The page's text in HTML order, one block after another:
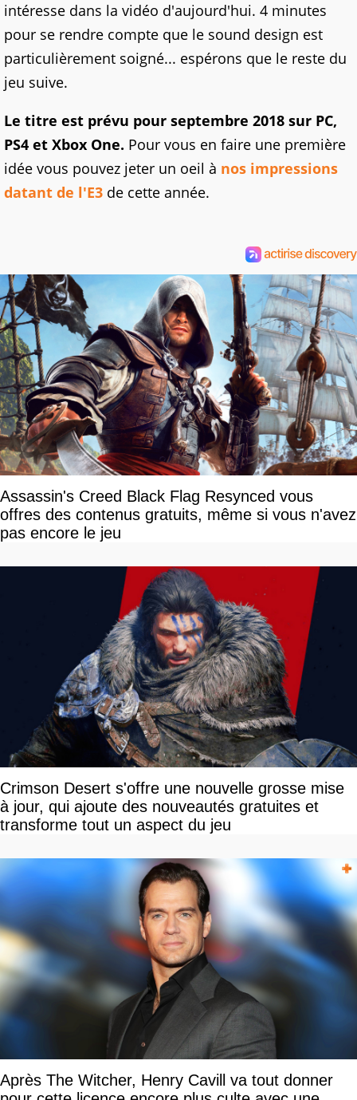
intéresse dans la vidéo d'aujourd'hui. 4 minutes
pour se rendre compte que le sound design est
particulièrement soigné... espérons que le reste du
jeu suive.
Le titre est prévu pour septembre 2018 sur PC,
PS4 et Xbox One. Pour vous en faire une première
idée vous pouvez jeter un oeil à nos impressions
datant de l'E3 de cette année.
Assassin's Creed Black Flag Resynced vous
offres des contenus gratuits, même si vous n'avez
pas encore le jeu
Crimson Desert s'offre une nouvelle grosse mise
à jour, qui ajoute des nouveautés gratuites et
transforme tout un aspect du jeu
Après The Witcher, Henry Cavill va tout donner